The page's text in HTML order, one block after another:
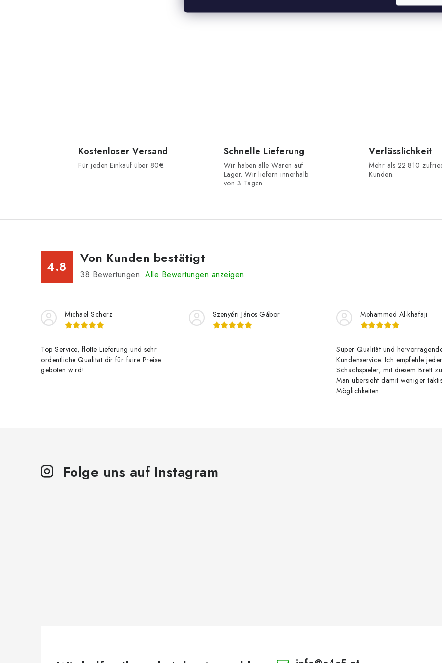
Kostenloser Versand
Für jeden Einkauf über 80€.
Schnelle Lieferung
Wir haben alle Waren auf
Lager. Wir liefern innerhalb
von 3 Tagen.
Verlässlichkeit
Mehr als 22 810
Kunden.
4.8
Von Kunden bestätigt
38 Bewertungen. Alle Bewertungen anzeigen
Michael Scherz
Top Service, flotte Lieferung und sehr
ordentliche Qualität dir für faire Preise
geboten wird!
Szenyéri János Gábor Mohammed Al-khafaji
Super Qualität und
Kundenservice. Ich empfehle
Schachspieler, mit diesem Brett
Man übersieht damit weniger
Möglichkeiten.
Folge uns auf Instagram